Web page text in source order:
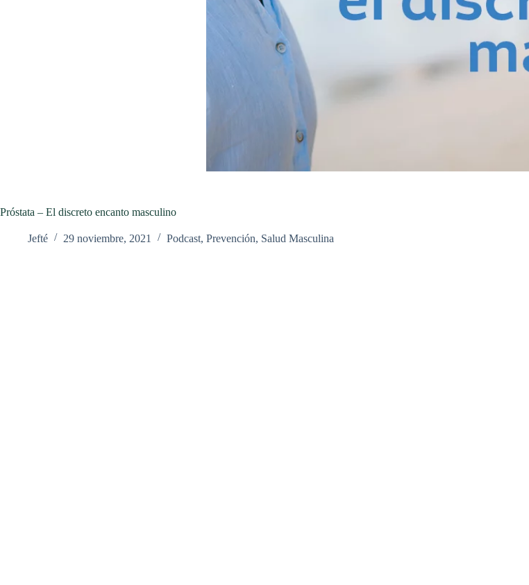
Próstata – El discreto encanto masculino
Jefté 29 noviembre, 2021 Podcast, Prevención, Salud Masculina